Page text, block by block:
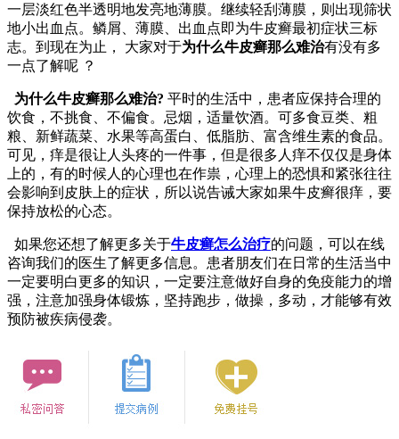
一层淡红色半透明地发亮地薄膜。继续轻刮薄膜，则出现筛状
地小出血点。鳞屑、薄膜、出血点即为牛皮癣最初症状三标
志。到现在为止， 大家对于为什么牛皮癣那么难治有没有多
一点了解呢 ？
为什么牛皮癣那么难治? 平时的生活中，患者应保持合理的
饮食，不挑食、不偏食。忌烟，适量饮酒。可多食豆类、粗
粮、新鲜蔬菜、水果等高蛋白、低脂肪、富含维生素的食品。
可见，痒是很让人头疼的一件事，但是很多人痒不仅仅是身体
上的，有的时候人的心理也在作祟，心理上的恐惧和紧张往往
会影响到皮肤上的症状，所以说告诫大家如果牛皮癣很痒，要
保持放松的心态。
如果您还想了解更多关于牛皮癣怎么治疗的问题，可以在线
咨询我们的医生了解更多信息。患者朋友们在日常的生活当中
一定要明白更多的知识，一定要注意做好自身的免疫能力的增
强，注意加强身体锻炼，坚持跑步，做操，多动，才能够有效
预防被疾病侵袭。